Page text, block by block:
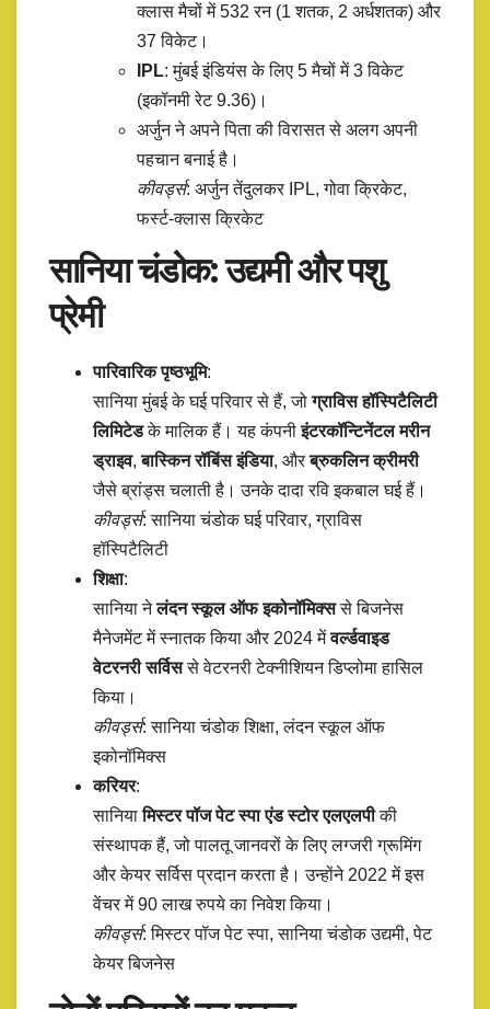
क्लास मैचों में 532 रन (1 शतक, 2 अर्धशतक) और
37 विकेट।
IPL: मुंबई इंडियंस के लिए 5 मैचों में 3 विकेट
(इकॉनमी रेट 9.36)।
अर्जुन ने अपने पिता की विरासत से अलग अपनी
पहचान बनाई है।
कीवर्ड्स: अर्जुन तेंदुलकर IPL, गोवा क्रिकेट,
फर्स्ट-क्लास क्रिकेट
सानिया चंडोक: उद्यमी और पशु
प्रेमी
पारिवारिक पृष्ठभूमि:
सानिया मुंबई के घई परिवार से हैं, जोग्राविस हॉस्पिटैलिटी
लिमिटेडके मालिक हैं। यह कंपनीइंटरकॉन्टिनेंटल मरीन
ड्राइव,बास्किन रॉबिंस इंडिया, औरब्रुकलिन क्रीमरी
जैसे ब्रांड्स चलाती है। उनके दादा रवि इकबाल घई हैं।
कीवर्ड्स: सानिया चंडोक घई परिवार, ग्राविस
हॉस्पिटैलिटी
शिक्षा:
सानिया नेलंदन स्कूल ऑफ इकोनॉमिक्ससे बिजनेस
मैनेजमेंट में स्नातक किया और 2024 मेंवर्ल्डवाइड
वेटरनरी सर्विससे वेटरनरी टेक्नीशियन डिप्लोमा हासिल
किया।
कीवर्ड्स: सानिया चंडोक शिक्षा, लंदन स्कूल ऑफ
इकोनॉमिक्स
करियर:
सानियामिस्टर पॉज पेट स्पा एंड स्टोर एलएलपीकी
संस्थापक हैं, जो पालतू जानवरों के लिए लग्जरी ग्रूमिंग
और केयर सर्विस प्रदान करता है। उन्होंने 2022 में इस
वेंचर में 90 लाख रुपये का निवेश किया।
कीवर्ड्स: मिस्टर पॉज पेट स्पा, सानिया चंडोक उद्यमी, पेट
केयर बिजनेस